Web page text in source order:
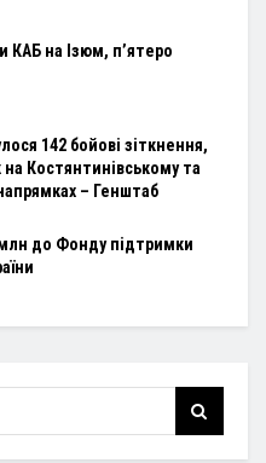
КАБ на Ізюм, п’ятеро
142 бойові зіткнення,
на Костянтинівському та
– Генштаб
до Фонду підтримки